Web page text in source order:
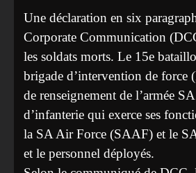
Une déclaration en six
Corporate Communication
les soldats morts. Le 15e
brigade d’intervention de force
de renseignement de l’armée
d’infanterie qui exerce ses
la SA Air Force (SAAF) et le
et le personnel déployés.